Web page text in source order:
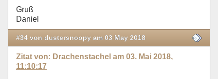
Gruß
Daniel
#34 von dustersnoopy am 03 May 2018
Zitat von: Drachenstachel am 03. Mai 2018,
11:10:17